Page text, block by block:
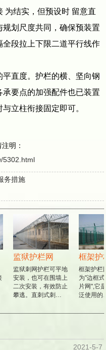
结实，但预设时 留意直
划尺度共同，确保预装置
段拉上下限二道平行线作
直度。护栏的横、坚向钢
要点的加强配件也已装置
立柱衔接固定即可。
明：
5302.html
务措施
监狱护栏网
监狱刺网护栏可平地
安装，也可在围墙上
二次安装，有效防止
攀逃。直刺式刺…
框架护
框架护栏
为"边框式
片网",它
泛使用的
2021-5-7